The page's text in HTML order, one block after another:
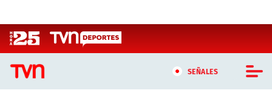
SEÑALES